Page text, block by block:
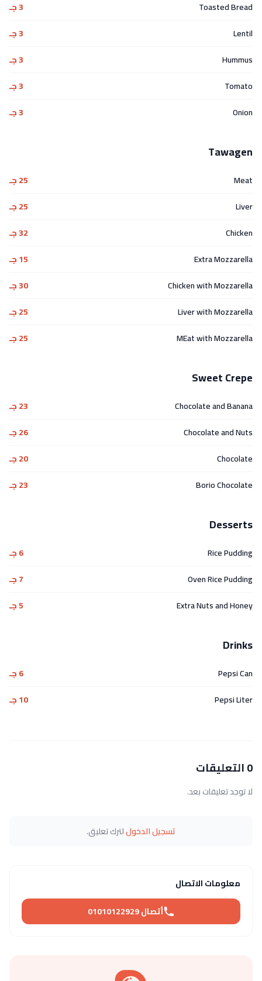
Toasted Bread
3 جـ
Lentil
3 جـ
Hummus
3 جـ
Tomato
3 جـ
Onion
3 جـ
Tawagen
Meat
25 جـ
Liver
25 جـ
Chicken
32 جـ
Extra Mozzarella
15 جـ
Chicken with Mozzarella
30 جـ
Liver with Mozzarella
25 جـ
MEat with Mozzarella
25 جـ
Sweet Crepe
Chocolate and Banana
23 جـ
Chocolate and Nuts
26 جـ
Chocolate
20 جـ
Borio Chocolate
23 جـ
Desserts
Rice Pudding
6 جـ
Oven Rice Pudding
7 جـ
Extra Nuts and Honey
5 جـ
Drinks
Pepsi Can
6 جـ
Pepsi Liter
10 جـ
0 التعليقات
لا توجد تعليقات بعد.
تسجيل الدخوللترك تعليق.
معلومات الاتصال
أتصال 01010122929